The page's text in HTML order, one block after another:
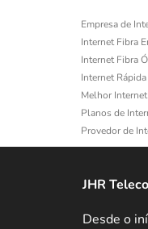
Empresa de
Internet Fibra
Internet Fibra
Internet Rápida
Melhor
Planos de
Provedor de
JHR
Desde o